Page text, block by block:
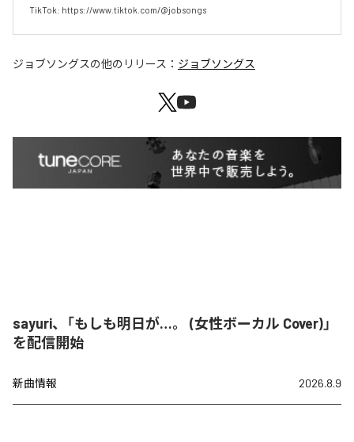
TikTok: https://www.tiktok.com/@jobsongs
ジョブソングスの他のリリース： ジョブソングス
sayuri、「もしも明日が…。 (女性ボーカル Cover)」
を配信開始
新曲情報 2026.8.9